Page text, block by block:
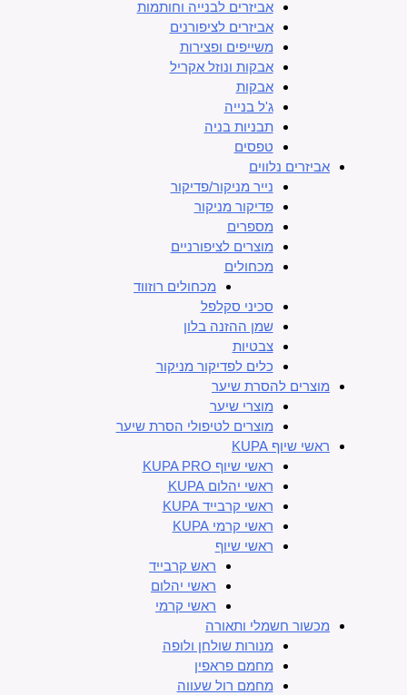
אביזרים לבנייה וחותמות
אביזרים לציפורנים
משייפים ופצירות
אבקות ונוזל אקריל
אבקות
ג'ל בנייה
תבניות בניה
טפסים
אביזרים נלווים
נייר מניקור/פדיקור
פדיקור מניקור
מספרים
מוצרים לציפורניים
מכחולים
מכחולים רוזווד
סכיני סקלפל
שמן ההזנה בלון
צבטיות
כלים לפדיקור מניקור
מוצרים להסרת שיער
מוצרי שיער
מוצרים לטיפולי הסרת שיער
ראשי שיוף KUPA
ראשי שיוף KUPA PRO
ראשי יהלום KUPA
ראשי קרבייד KUPA
ראשי קרמי KUPA
ראשי שיוף
ראש קרבייד
ראשי יהלום
ראשי קרמי
מכשור חשמלי ותאורה
מנורות שולחן ולופה
מחמם פראפין
מחמם רול שעווה